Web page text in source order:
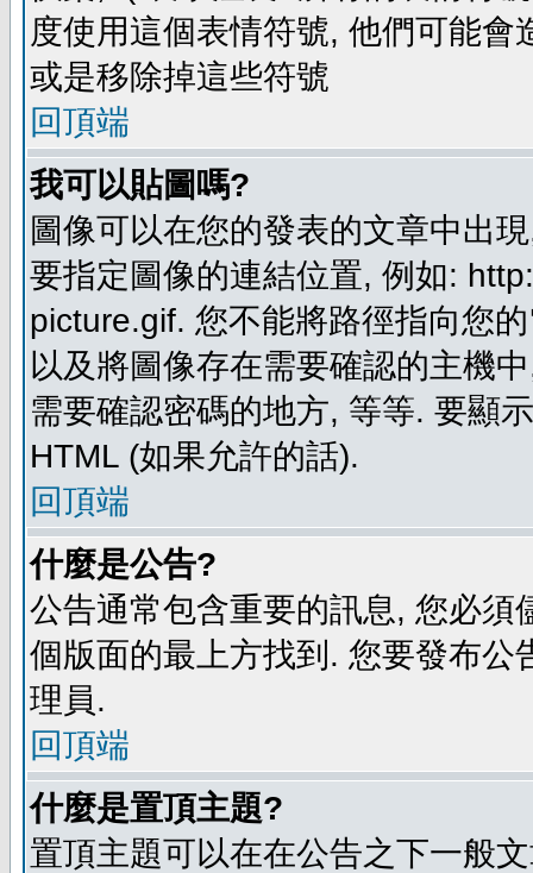
度使用這個表情符號, 他們可能
或是移除掉這些符號
回頂端
我可以貼圖嗎?
圖像可以在您的發表的文章中出
要指定圖像的連結位置, 例如:
picture.gif. 您不能將路徑指向您
以及將圖像存在需要確認的主機
需要確認密碼的地方, 等等. 要顯
HTML (如果允許的話).
回頂端
什麼是公告?
公告通常包含重要的訊息, 您必
個版面的最上方找到. 您要發布
理員.
回頂端
什麼是置頂主題?
置頂主題可以在在公告之下一般